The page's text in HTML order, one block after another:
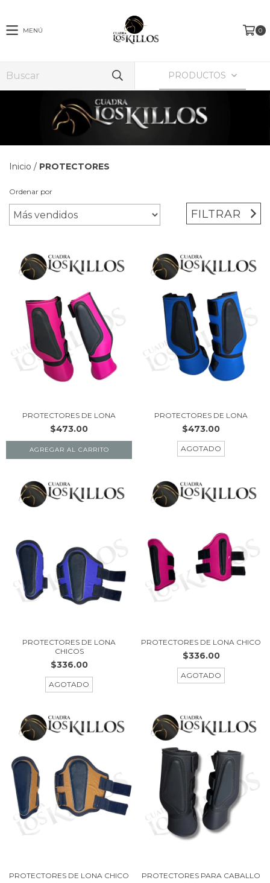
MENÚ 0
PRODUCTOS
Inicio / PROTECTORES
Ordenar por
FILTRAR
PROTECTORES DE LONA
$473.00
PROTECTORES DE LONA
$473.00
AGOTADO
PROTECTORES DE LONA
CHICOS
$336.00
AGOTADO
PROTECTORES DE LONA CHICO
$336.00
AGOTADO
PROTECTORES DE LONA CHICO PROTECTORES PARA CABALLO